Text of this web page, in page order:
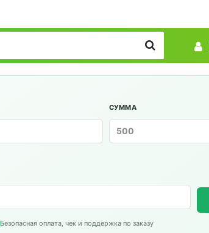
СУММА
Безопасная оплата, чек и поддержка по заказу